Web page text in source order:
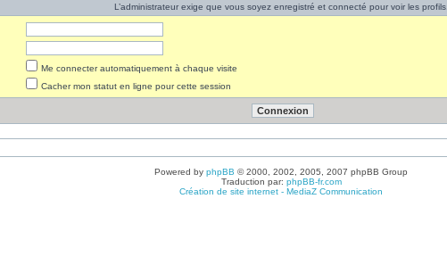
L’administrateur exige que vous soyez enregistré et connecté pour voir les profils.
Me connecter automatiquement à chaque visite
Cacher mon statut en ligne pour cette session
Powered by phpBB © 2000, 2002, 2005, 2007 phpBB Group
Traduction par: phpBB-fr.com
Création de site internet - MediaZ Communication